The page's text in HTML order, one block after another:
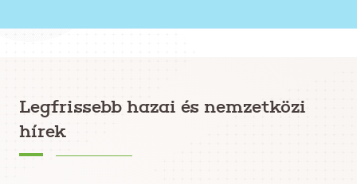
Legfrissebb hazai és nemzetközi
hírek